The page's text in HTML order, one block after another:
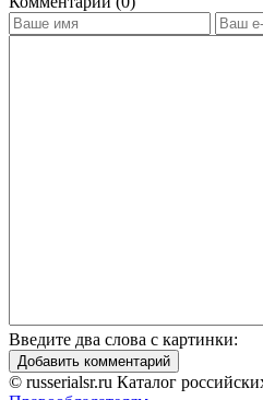
Введите два слова с картинки:
Добавить комментарий
© russerialsr.ru Каталог